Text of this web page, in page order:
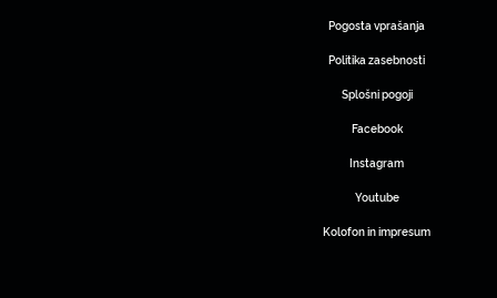
Pogosta vprašanja
Politika zasebnosti
Splošni pogoji
Facebook
Instagram
Youtube
Kolofon in impresum